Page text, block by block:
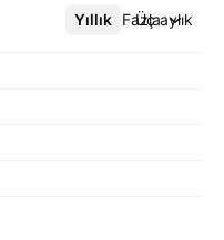
Yıllık Üç aylık
Daha Fazla